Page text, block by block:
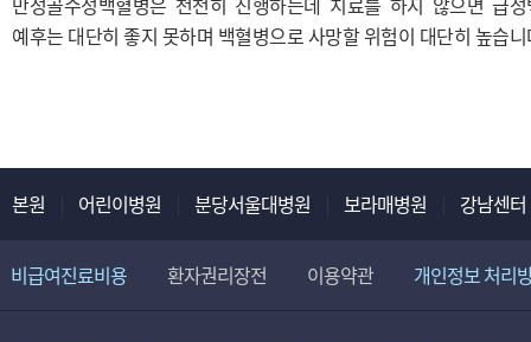
예후는 대단히 좋지 못하며 백혈병으로 사망할 위험이 대단히 높습니
본원 어린이병원 분당서울대병원 보라매병원 강남센터
비급여진료비용 환자권리장전 이용약관 개인정보 처리